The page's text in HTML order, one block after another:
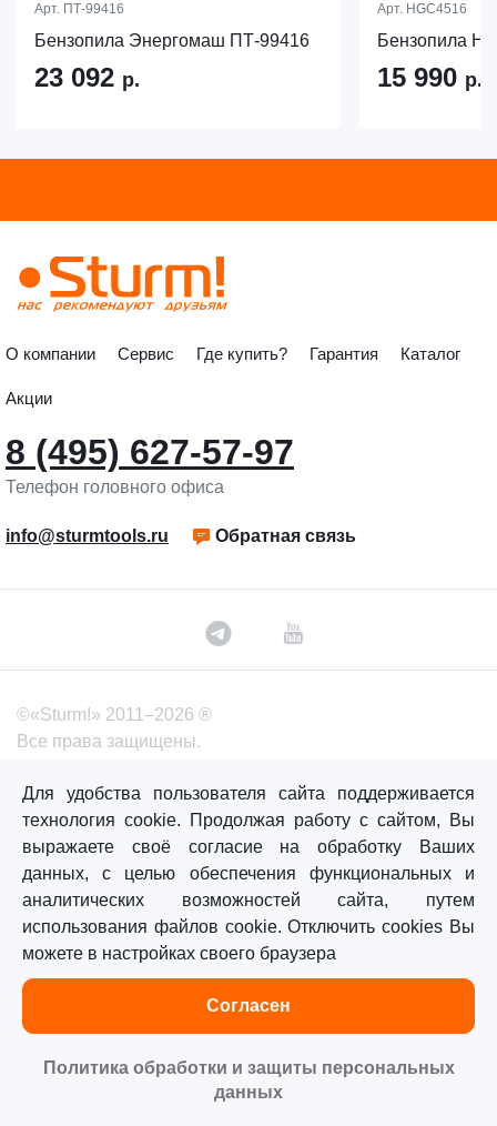
Арт. ПТ-99416
Бензопила Энергомаш ПТ-99416
23 092 р.
Арт. HGC4516
Бензопила
15 990 р.
О компании Сервис Где купить? Гарантия Каталог
Акции
8 (495) 627-57-97
Телефон головного офиса
info@sturmtools.ru Обратная связь
©«Sturm!» 2011–2026 ®
Все права защищены.
Согласие на обработку персональных данных
Главная Каталог Сравнение Избранное
Для удобства пользователя сайта поддерживается
технология cookie. Продолжая работу с сайтом, Вы
выражаете своё согласие на обработку Ваших
данных, с целью обеспечения функциональных и
аналитических возможностей сайта, путем
использования файлов cookie. Отключить cookies Вы
можете в настройках своего браузера
Согласен
Политика обработки и защиты персональных
данных